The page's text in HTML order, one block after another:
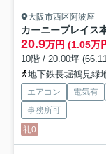
大阪市西区阿波座
カーニープレイス
20.9万円 (1.05万
10階 / 20.00坪
地下鉄長堀鶴見緑
エアコン 電気有
事務所可
礼0